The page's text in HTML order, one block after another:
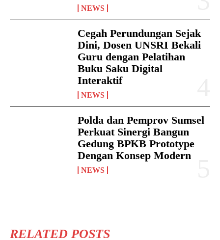
NEWS
Cegah Perundungan Sejak
Dini, Dosen UNSRI Bekali
Guru dengan Pelatihan
Buku Saku Digital
Interaktif
NEWS
Polda dan Pemprov Sumsel
Perkuat Sinergi Bangun
Gedung BPKB Prototype
Dengan Konsep Modern
NEWS
RELATED POSTS